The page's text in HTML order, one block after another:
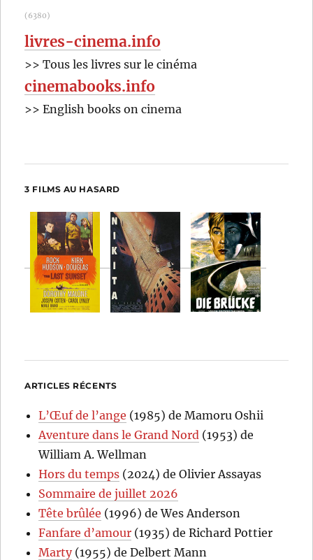
(6380)
livres-cinema.info
>> Tous les livres sur le cinéma
cinemabooks.info
>> English books on cinema
3 FILMS AU HASARD
ARTICLES RÉCENTS
L’Œuf de l’ange (1985) de Mamoru Oshii
Aventure dans le Grand Nord (1953) de
William A. Wellman
Hors du temps (2024) de Olivier Assayas
Sommaire de juillet 2026
Tête brûlée (1996) de Wes Anderson
Fanfare d’amour (1935) de Richard Pottier
Marty(1955) de Delbert Mann